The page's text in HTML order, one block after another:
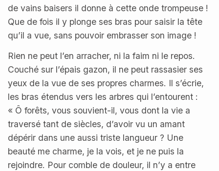
de vains baisers il donne à cette onde trompeuse !
Que de fois il y plonge ses bras pour saisir la tête
qu’il a vue, sans pouvoir embrasser son image !
Rien ne peut l’en arracher, ni la faim ni le repos.
Couché sur l’épais gazon, il ne peut rassasier ses
yeux de la vue de ses propres charmes. Il s’écrie,
les bras étendus vers les arbres qui l’entourent :
« Ô forêts, vous souvient-il, vous dont la vie a
traversé tant de siècles, d’avoir vu un amant
dépérir dans une aussi triste langueur ? Une
beauté me charme, je la vois, et je ne puis la
rejoindre. Pour comble de douleur, il n’y a entre